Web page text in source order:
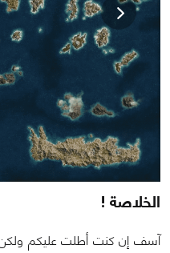
الخلاصة !